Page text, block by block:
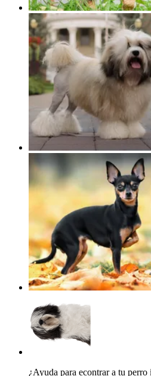
¿Ayuda para econtrar a tu perro